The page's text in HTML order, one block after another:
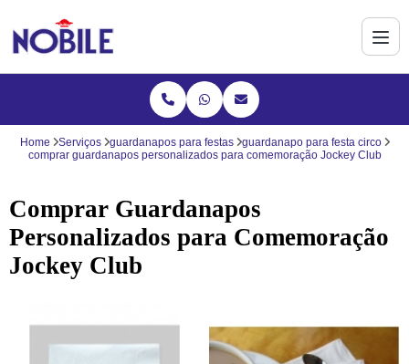
Home Serviços guardanapos para festas
guardanapo para festa circo
comprar guardanapos personalizados para comemoração Jockey Club
Comprar Guardanapos
Personalizados para Comemoração
Jockey Club